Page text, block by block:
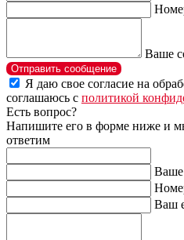
Ваше
Отправить сообщение
Я даю свое согласие на
соглашаюсь с политикой
Есть вопрос?
Напишите его в форме ниже и
ответим
Ваш